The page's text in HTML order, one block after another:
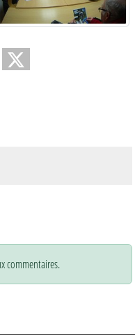
commentaires.